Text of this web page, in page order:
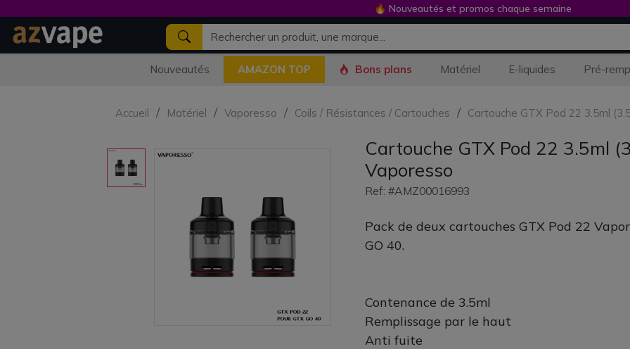
Nouveautés AMAZON TOP Bons plans Matériel E-liquides Pré-
Accueil Matériel Vaporesso Coils / Résistances / Cartouches Cartouche GTX Pod 22 3.5ml
Cartouche GTX Pod 22 3.5ml
Vaporesso
Ref: #AMZ00016993
Pack de deux cartouches GTX Pod 22
GO 40.
Contenance de 3.5ml
Remplissage par le haut
Anti fuite
🔥 Nouveautés et promos chaque semaine